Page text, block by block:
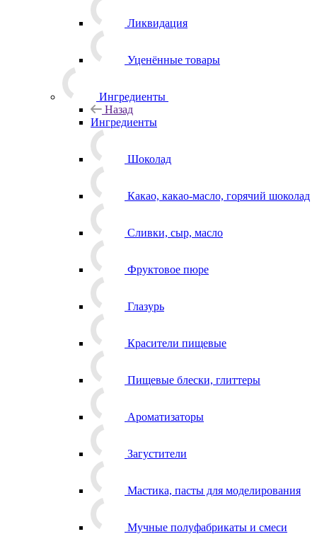
Ликвидация
Уценённые товары
Ингредиенты
Назад
Ингредиенты
Шоколад
Какао, какао-масло, горячий шоколад
Сливки, сыр, масло
Фруктовое пюре
Глазурь
Красители пищевые
Пищевые блески, глиттеры
Ароматизаторы
Загустители
Мастика, пасты для моделирования
Мучные полуфабрикаты и смеси